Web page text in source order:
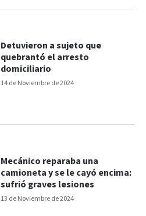
14 de Noviembre de 2024
Detuvieron a sujeto que
quebrantó el arresto
domiciliario
13 de Noviembre de 2024
Mecánico reparaba una
camioneta y se le cayó encima:
sufrió graves lesiones